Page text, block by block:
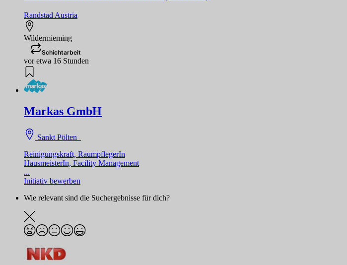
Randstad Austria
Wildermieming
Schichtarbeit
vor etwa 16 Stunden
Markas GmbH
Sankt Pölten
Reinigungskraft, RaumpflegerIn
HausmeisterIn, Facility Management
...
Initiativ bewerben
Wie relevant sind die Suchergebnisse für dich?